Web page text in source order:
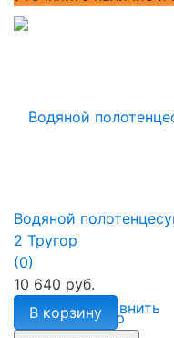
избранное сравнить
Водяной
2 Тругор
(0)
10 640 руб.
В корзину